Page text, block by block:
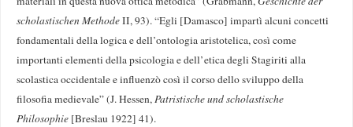
scholastischen MethodeII, 93). “Egli [Damasco] impartì alcuni concetti
fondamentali della logica e dell’ontologia aristotelica, così come
importanti elementi della psicologia e dell’etica degli Stagiriti alla
scolastica occidentale e influenzò così il corso dello sviluppo della
filosofia medievale” (J. Hessen,Patristische und scholastische
Philosophie [Breslau 1922] 41).